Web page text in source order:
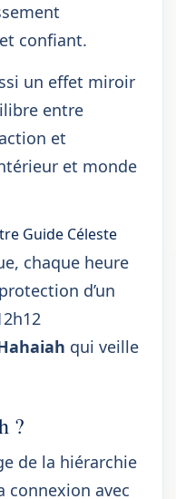
confiant.
un effet miroir
entre
et
et monde
Guide Céleste
chaque heure
d’un
qui veille
?
de la hiérarchie
connexion avec